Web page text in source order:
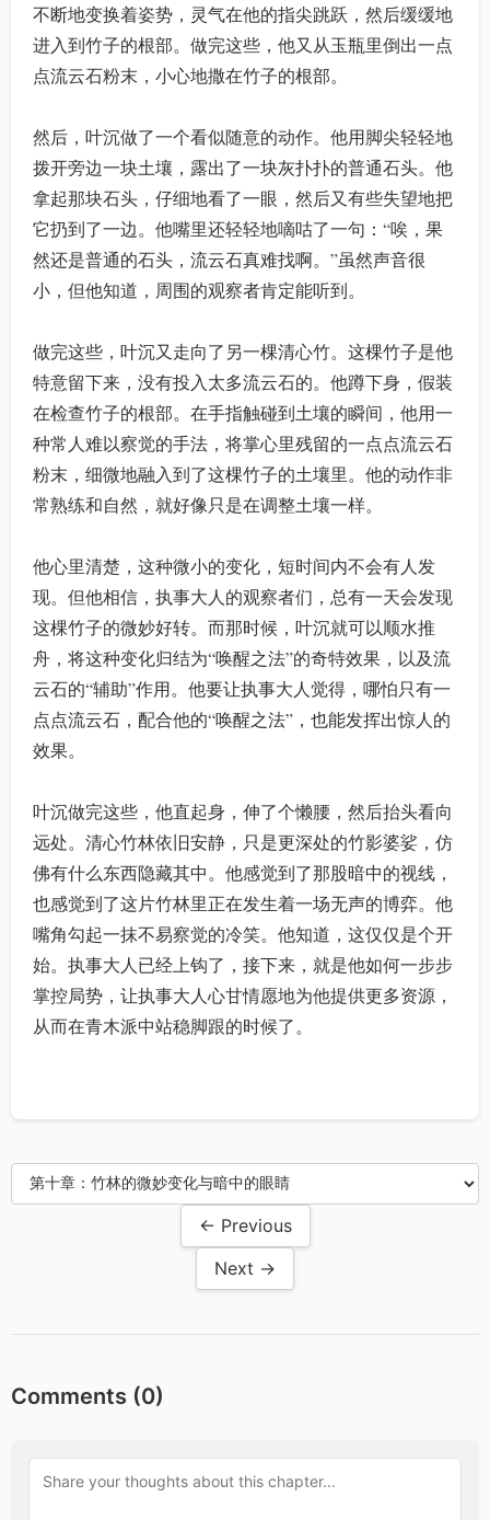
不断地变换着姿势，灵气在他的指尖跳跃，然后缓缓地
进入到竹子的根部。做完这些，他又从玉瓶里倒出一点
点流云石粉末，小心地撒在竹子的根部。
然后，叶沉做了一个看似随意的动作。他用脚尖轻轻地
拨开旁边一块土壤，露出了一块灰扑扑的普通石头。他
拿起那块石头，仔细地看了一眼，然后又有些失望地把
它扔到了一边。他嘴里还轻轻地嘀咕了一句：“唉，果
然还是普通的石头，流云石真难找啊。”虽然声音很
小，但他知道，周围的观察者肯定能听到。
做完这些，叶沉又走向了另一棵清心竹。这棵竹子是他
特意留下来，没有投入太多流云石的。他蹲下身，假装
在检查竹子的根部。在手指触碰到土壤的瞬间，他用一
种常人难以察觉的手法，将掌心里残留的一点点流云石
粉末，细微地融入到了这棵竹子的土壤里。他的动作非
常熟练和自然，就好像只是在调整土壤一样。
他心里清楚，这种微小的变化，短时间内不会有人发
现。但他相信，执事大人的观察者们，总有一天会发现
这棵竹子的微妙好转。而那时候，叶沉就可以顺水推
舟，将这种变化归结为“唤醒之法”的奇特效果，以及流
云石的“辅助”作用。他要让执事大人觉得，哪怕只有一
点点流云石，配合他的“唤醒之法”，也能发挥出惊人的
效果。
叶沉做完这些，他直起身，伸了个懒腰，然后抬头看向
远处。清心竹林依旧安静，只是更深处的竹影婆娑，仿
佛有什么东西隐藏其中。他感觉到了那股暗中的视线，
也感觉到了这片竹林里正在发生着一场无声的博弈。他
嘴角勾起一抹不易察觉的冷笑。他知道，这仅仅是个开
始。执事大人已经上钩了，接下来，就是他如何一步步
掌控局势，让执事大人心甘情愿地为他提供更多资源，
从而在青木派中站稳脚跟的时候了。
← Previous
Next →
Comments (0)